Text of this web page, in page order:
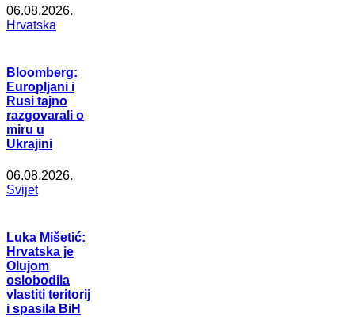
06.08.2026.
Hrvatska
Bloomberg:
Europljani i
Rusi tajno
razgovarali o
miru u
Ukrajini
06.08.2026.
Svijet
Luka Mišetić:
Hrvatska je
Olujom
oslobodila
vlastiti teritorij
i spasila BiH